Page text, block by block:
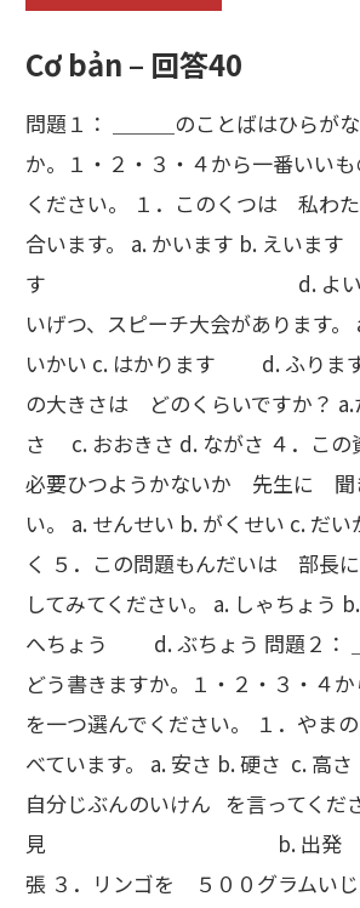
Cơ bản – 回答40
問題１： ＿＿＿のことばはひらが
か。１・２・３・４から一番いい
ください。 １．このくつは 私わ
合います。 a. かいます b. えいま
す d. よいます ２
いげつ、スピーチ大会があります。
いかい c. はかります d. ふりま
の大きさは どのくらいですか？ a.
さ c. おおきさ d. ながさ ４．この
必要ひつようかないか 先生に 聞
い。 a. せんせい b. がくせい c. だ
く ５．この問題もんだいは 部長
してみてください。 a. しゃちょ
へちょう d. ぶちょう 問題２：
どう書きますか。１・２・３・４
を一つ選んでください。 １．やま
べています。 a. 安さ b. 硬さ c.
自分じぶんのいけん を言ってくだ
見 b. 出発 c. 発
張 ３．リンゴを ５００グラムい